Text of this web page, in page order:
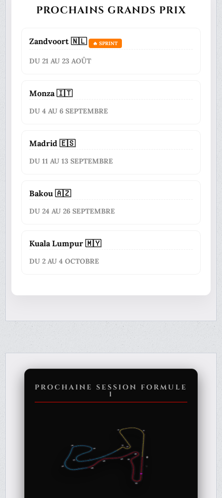
PROCHAINS GRANDS PRIX
Zandvoort 🇳🇱 🔥 SPRINT
DU 21 AU 23 AOÛT
Monza 🇮🇹
DU 4 AU 6 SEPTEMBRE
Madrid 🇪🇸
DU 11 AU 13 SEPTEMBRE
Bakou 🇦🇿
DU 24 AU 26 SEPTEMBRE
Kuala Lumpur 🇲🇾
DU 2 AU 4 OCTOBRE
PROCHAINE SESSION FORMULE
1